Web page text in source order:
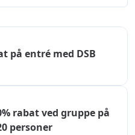
på entré med DSB
rabat ved gruppe på
personer